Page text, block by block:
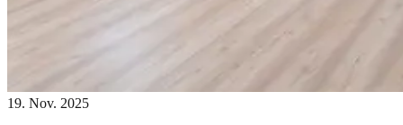
19. Nov. 2025